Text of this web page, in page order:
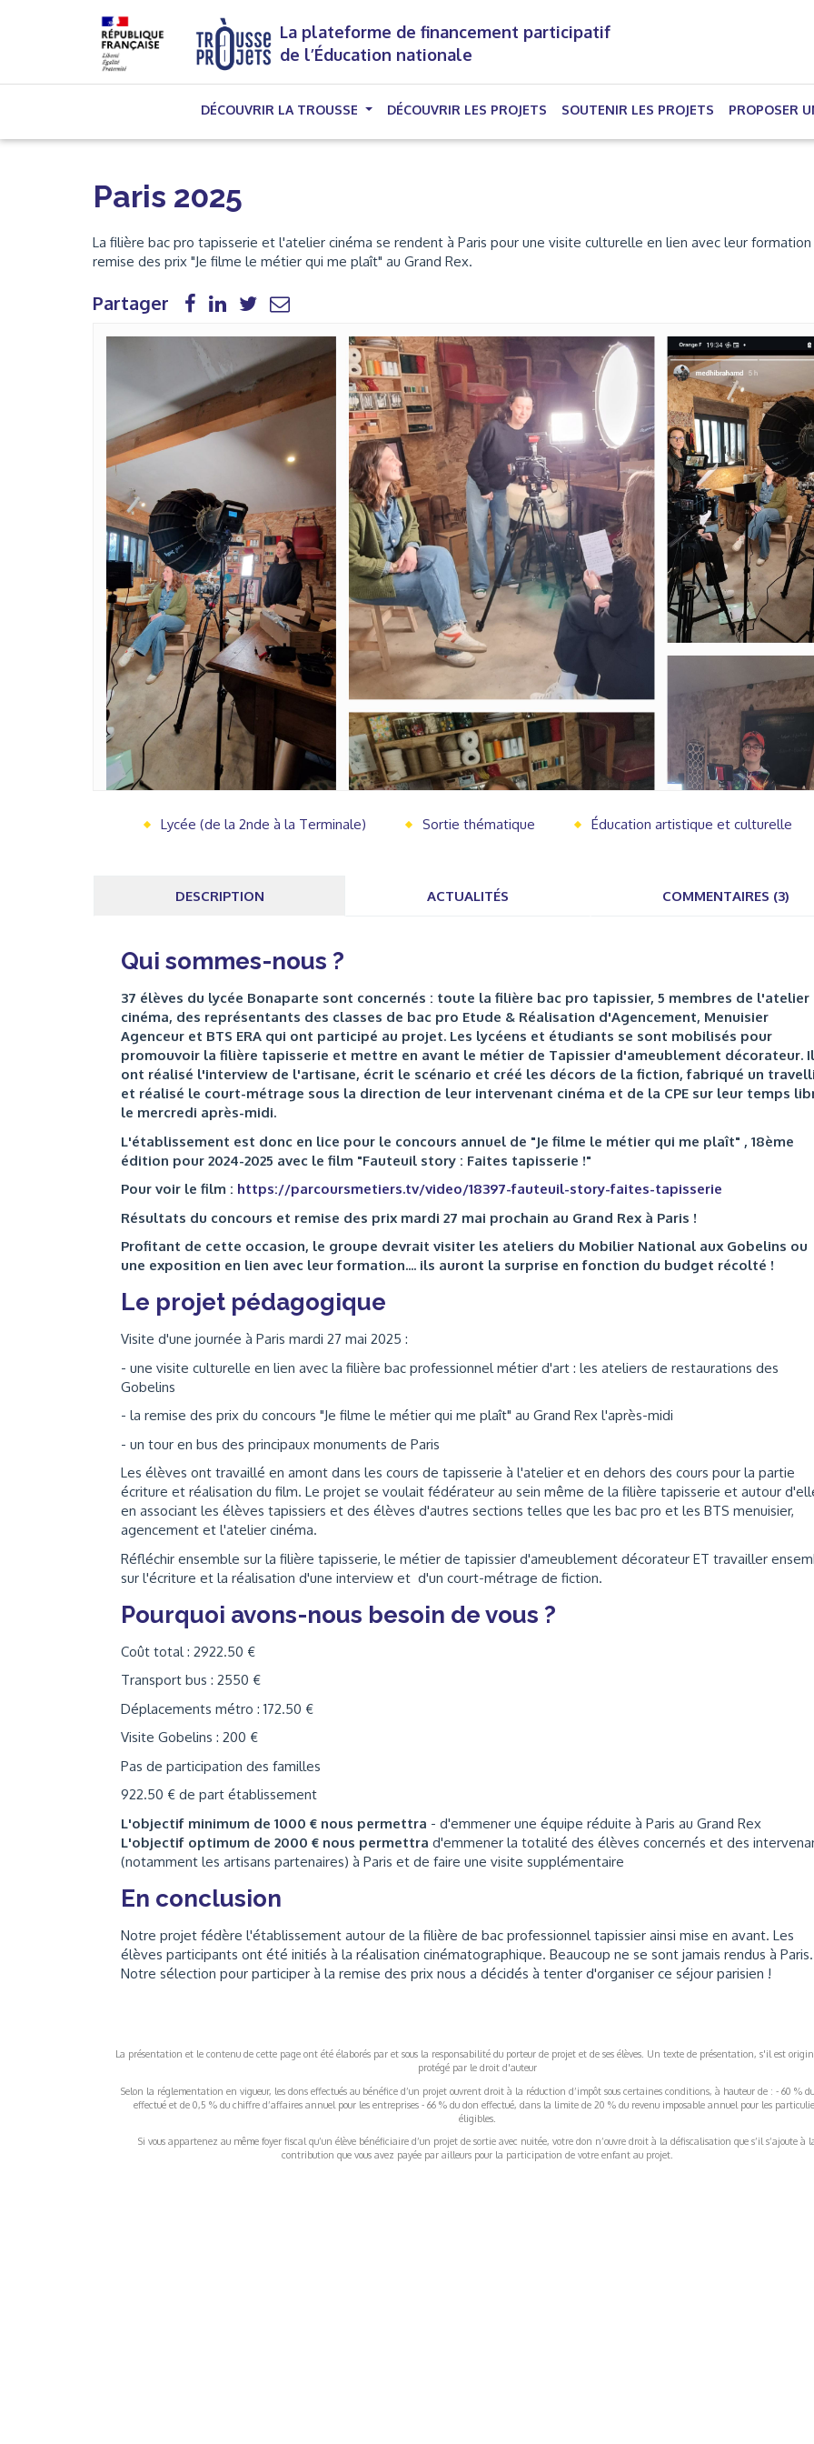
La plateforme de financement participatif
de l’Éducation nationale
DÉCOUVRIR LA TROUSSE DÉCOUVRIR LES PROJETS (CURRENT)
SOUTENIR LES PROJETS PROPOSER
Paris 2025
La filière bac pro tapisserie et l'atelier cinéma se rendent à Paris pour une visite culturelle en lien avec leur
remise des prix "Je filme le métier qui me plaît" au Grand Rex.
Partager
Lycée (de la 2nde à la Terminale) Sortie thématique Éducation artistique et culturelle
DESCRIPTION ACTUALITÉS COMMENTAIRES (3)
Qui sommes-nous ?
37 élèves du lycée Bonaparte sont concernés : toute la filière bac pro tapissier, 5 membres de l'atelier
cinéma, des représentants des classes de bac pro Etude & Réalisation d'Agencement, Menuisier
Agenceur et BTS ERA qui ont participé au projet. Les lycéens et étudiants se sont mobilisés pour
promouvoir la filière tapisserie et mettre en avant le métier de Tapissier d'ameublement décorateur.
ont réalisé l'interview de l'artisane, écrit le scénario et créé les décors de la fiction, fabriqué un
et réalisé le court-métrage sous la direction de leur intervenant cinéma et de la CPE sur leur temps
le mercredi après-midi.
L'établissement est donc en lice pour le concours annuel de "Je filme le métier qui me plaît" , 18ème
édition pour 2024-2025 avec le film "Fauteuil story : Faites tapisserie !"
Pour voir le film : https://parcoursmetiers.tv/video/18397-fauteuil-story-faites-tapisserie
Résultats du concours et remise des prix mardi 27 mai prochain au Grand Rex à Paris !
Profitant de cette occasion, le groupe devrait visiter les ateliers du Mobilier National aux Gobelins ou
une exposition en lien avec leur formation.... ils auront la surprise en fonction du budget récolté !
Le projet pédagogique
Visite d'une journée à Paris mardi 27 mai 2025 :
- une visite culturelle en lien avec la filière bac professionnel métier d'art : les ateliers de restaurations des
Gobelins
- la remise des prix du concours "Je filme le métier qui me plaît" au Grand Rex l'après-midi
- un tour en bus des principaux monuments de Paris
Les élèves ont travaillé en amont dans les cours de tapisserie à l'atelier et en dehors des cours pour la partie
écriture et réalisation du film. Le projet se voulait fédérateur au sein même de la filière tapisserie et autour
en associant les élèves tapissiers et des élèves d'autres sections telles que les bac pro et les BTS menuisier,
agencement et l'atelier cinéma.
Réfléchir ensemble sur la filière tapisserie, le métier de tapissier d'ameublement décorateur ET travailler
sur l'écriture et la réalisation d'une interview et d'un court-métrage de fiction.
Pourquoi avons-nous besoin de vous ?
Coût total : 2922.50 €
Transport bus : 2550 €
Déplacements métro : 172.50 €
Visite Gobelins : 200 €
Pas de participation des familles
922.50 € de part établissement
L'objectif minimum de 1000 € nous permettra - d'emmener une équipe réduite à Paris au Grand Rex
L'objectif optimum de 2000 € nous permettra d'emmener la totalité des élèves concernés et des
(notamment les artisans partenaires) à Paris et de faire une visite supplémentaire
En conclusion
Notre projet fédère l'établissement autour de la filière de bac professionnel tapissier ainsi mise en avant. Les
élèves participants ont été initiés à la réalisation cinématographique. Beaucoup ne se sont jamais rendus à Paris.
Notre sélection pour participer à la remise des prix nous a décidés à tenter d'organiser ce séjour parisien !
La présentation et le contenu de cette page ont été élaborés par et sous la responsabilité du porteur de projet et de ses élèves. Un texte de présentation, s'il est
protégé par le droit d'auteur
Selon la réglementation en vigueur, les dons effectués au bénéfice d’un projet ouvrent droit à la réduction d’impôt sous certaines conditions, à hauteur de : - 60 %
effectué et de 0,5 % du chiffre d’affaires annuel pour les entreprises - 66 % du don effectué, dans la limite de 20 % du revenu imposable annuel pour les
éligibles.
Si vous appartenez au même foyer fiscal qu’un élève bénéficiaire d’un projet de sortie avec nuitée, votre don n’ouvre droit à la défiscalisation que s’il s’ajoute à
contribution que vous avez payée par ailleurs pour la participation de votre enfant au projet.